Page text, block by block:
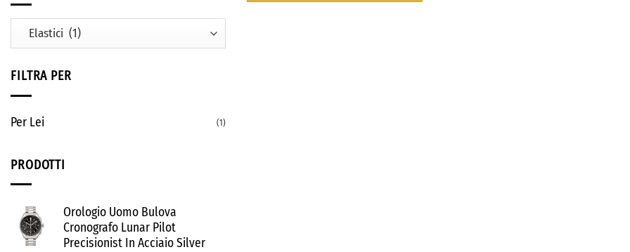
FILTRA PER
Per Lei (1)
PRODOTTI
Orologio Uomo Bulova
Cronografo Lunar Pilot
Precisionist In Acciaio Silver